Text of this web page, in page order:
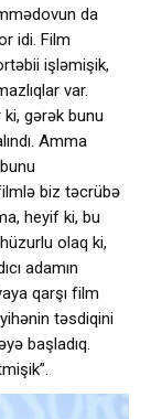
da
idi. Film
işləmişik,
var.
gərək bunu
Amma
biz təcrübə
heyif ki, bu
olaq ki,
adamın
qarşı film
təsdiqini
başladıq.